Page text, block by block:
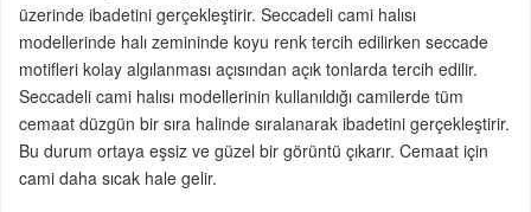
üzerinde ibadetini gerçekleştirir. Seccadeli cami halısı
modellerinde halı zemininde koyu renk tercih edilirken seccade
motifleri kolay algılanması açısından açık tonlarda tercih edilir.
Seccadeli cami halısı modellerinin kullanıldığı camilerde tüm
cemaat düzgün bir sıra halinde sıralanarak ibadetini gerçekleştirir.
Bu durum ortaya eşsiz ve güzel bir görüntü çıkarır. Cemaat için
cami daha sıcak hale gelir.